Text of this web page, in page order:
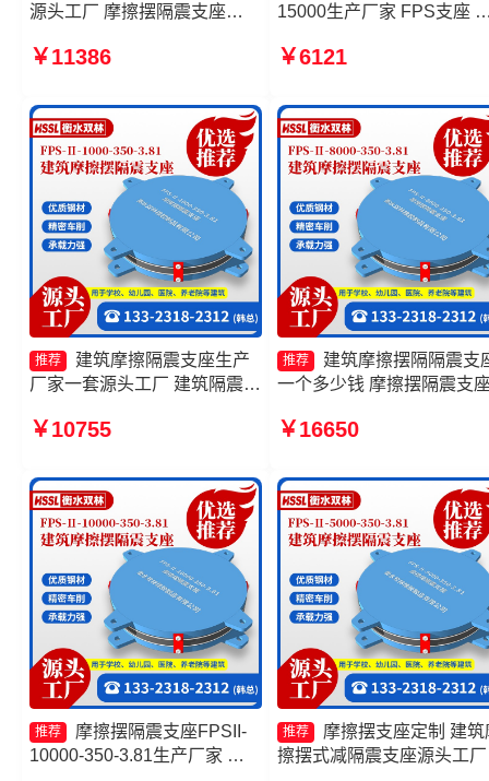
源头工厂 摩擦摆隔震支座
筑摩擦摆减隔震支座厂家 建筑
头工厂
￥11386
15000生产厂家 FPS支座
10000KN摩擦摆隔震支座
￥6121
推荐
建筑摩擦隔震支座生产
厂家一套源头工厂 建筑隔震摩
座源头工厂 摩擦摆隔震支座
家
￥10755
推荐
建筑摩擦摆隔隔震支
一个多少钱 摩擦摆隔震支
隔震支座FPSII-6000-400-
10000-300-3.48源头工厂
￥16650
推荐
摩擦摆隔震支座FPSII-
10000-350-3.81生产厂家 摩
推荐
摩擦摆支座定制 建筑
擦摆式减隔震支座源头工